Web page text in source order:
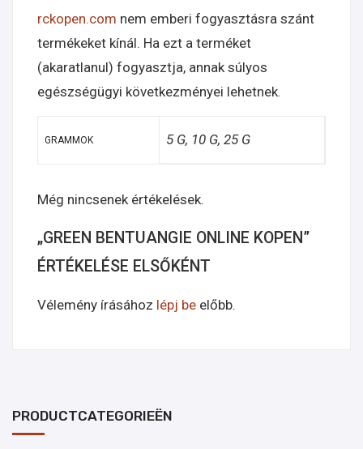
rckopen.com nem emberi fogyasztásra szánt
termékeket kínál. Ha ezt a terméket
(akaratlanul) fogyasztja, annak súlyos
egészségügyi következményei lehetnek.
GRAMMOK 5 G, 10 G, 25 G
Még nincsenek értékelések.
„GREEN BENTUANGIE ONLINE KOPEN”
ÉRTÉKELÉSE ELSŐKÉNT
Vélemény írásához lépj be előbb.
PRODUCTCATEGORIEËN